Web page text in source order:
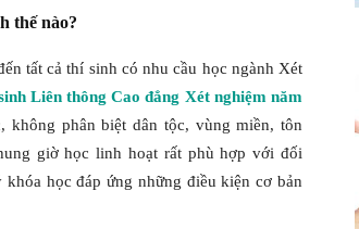
thế nào?
tất cả thí sinh có nhu cầu học ngành Xét
Liên thông Cao đẳng Xét nghiệm năm
không phân biệt dân tộc, vùng miền, tôn
giờ học linh hoạt rất phù hợp với đối
học đáp ứng những điều kiện cơ bản